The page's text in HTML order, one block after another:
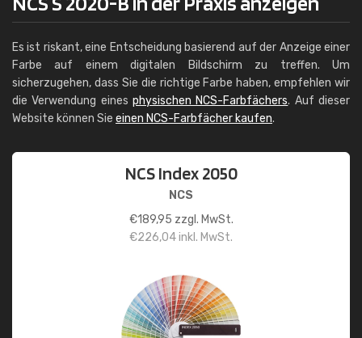
Es ist riskant, eine Entscheidung basierend auf der Anzeige einer
Farbe auf einem digitalen Bildschirm zu treffen. Um
sicherzugehen, dass Sie die richtige Farbe haben, empfehlen wir
die Verwendung eines physischen NCS-Farbfächers. Auf dieser
Website können Sie einen NCS-Farbfächer kaufen.
NCS Index 2050
NCS
€189,95 zzgl. MwSt.
€226,04inkl. MwSt.